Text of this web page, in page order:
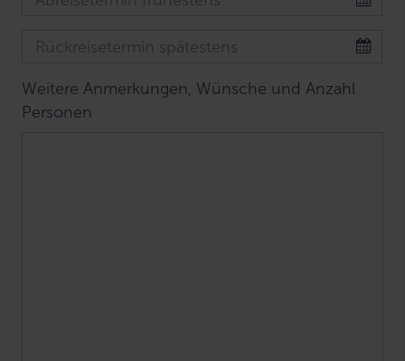
Weitere Anmerkungen, Wünsche und Anzahl
Personen